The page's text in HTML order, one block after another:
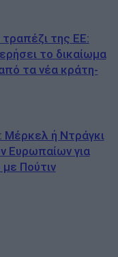
της ΕΕ:
το δικαίωμα
τα νέα κράτη-
Μέρκελ ή Ντράγκι
Ευρωπαίων για
με Πούτιν